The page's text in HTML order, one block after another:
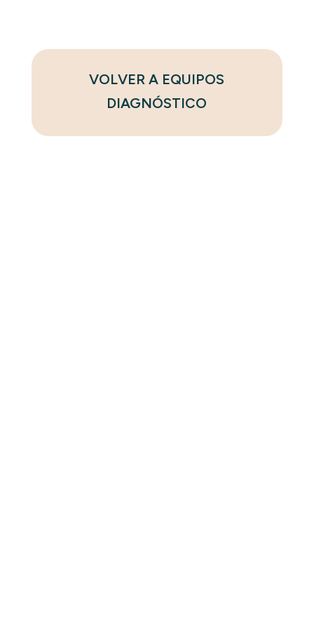
VOLVER A EQUIPOS
DIAGNÓSTICO